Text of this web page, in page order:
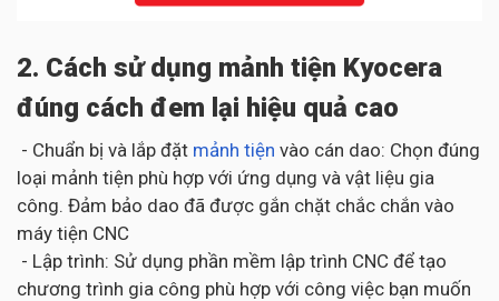
2. Cách sử dụng mảnh tiện Kyocera
đúng cách đem lại hiệu quả cao
- Chuẩn bị và lắp đặt mảnh tiện vào cán dao: Chọn đúng
loại mảnh tiện phù hợp với ứng dụng và vật liệu gia
công. Đảm bảo dao đã được gắn chặt chắc chắn vào
máy tiện CNC
- Lập trình: Sử dụng phần mềm lập trình CNC để tạo
chương trình gia công phù hợp với công việc bạn muốn